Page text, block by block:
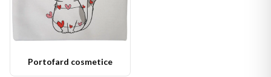
Portofard cosmetice